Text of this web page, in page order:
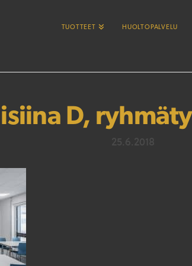
TUOTTEET HUOLTOPALVELU
D,